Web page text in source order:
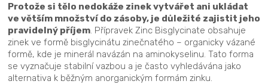
Protože si tělo nedokáže zinek vytvářet ani ukládat
ve větším množství do zásoby, je důležité zajistit jeho
pravidelný příjem . Přípravek Zinc Bisglycinate obsahuje
zinek ve formě bisglycinátu zinečnatého – organicky vázané
formě, kde je minerál navázán na aminokyselinu. Tato forma
se vyznačuje stabilní vazbou a je často vyhledávána jako
alternativa k běžným anorganickým formám zinku.